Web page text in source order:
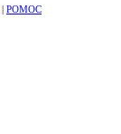
POMOC